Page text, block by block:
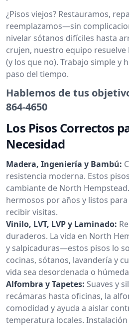
¿Pisos viejos? Restauramos,
reemplazamos—sin
nivelar sótanos difíciles hasta
crujen, nuestro equipo resuelve
(y los que no). Trabajo simple y
paso del tiempo.
Hablemos de tus
864-4650
Los Pisos Correctos
Necesidad
Madera, Ingeniería y Bambú:
resistencia moderna. Estos
cambiante de North
hermosos por años y listos
recibir visitas.
Vinilo, LVT, LVP y Laminado:
duraderos. La vida en North
y salpicaduras—estos pisos lo
cocinas, sótanos, lavandería y
vida sea desordenada o
Alfombra y Tapetes: Suaves y
recámaras hasta oficinas, la
comodidad y ayuda a aislar
temperatura locales.